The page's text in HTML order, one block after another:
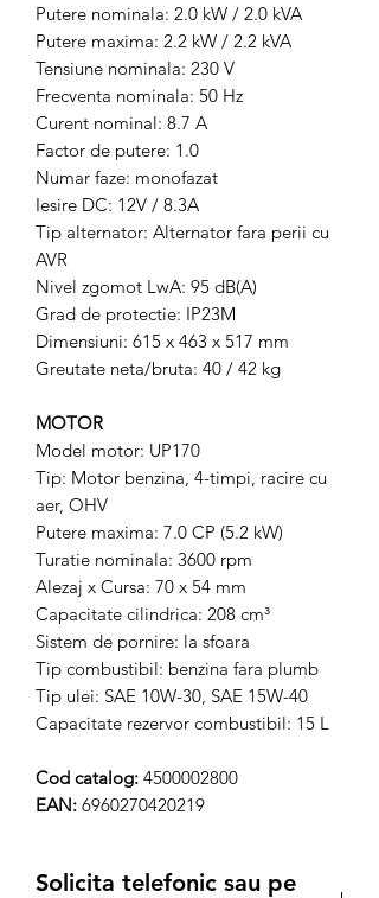
Putere nominala: 2.0 kW / 2.0 kVA
Putere maxima: 2.2 kW / 2.2 kVA
Tensiune nominala: 230 V
Frecventa nominala: 50 Hz
Curent nominal: 8.7 A
Factor de putere: 1.0
Numar faze: monofazat
Iesire DC: 12V / 8.3A
Tip alternator: Alternator fara perii cu
AVR
Nivel zgomot LwA: 95 dB(A)
Grad de protectie: IP23M
Dimensiuni: 615 x 463 x 517 mm
Greutate neta/bruta: 40 / 42 kg
MOTOR
Model motor: UP170
Tip: Motor benzina, 4-timpi, racire cu
aer, OHV
Putere maxima: 7.0 CP (5.2 kW)
Turatie nominala: 3600 rpm
Alezaj x Cursa: 70 x 54 mm
Capacitate cilindrica: 208 cm³
Sistem de pornire: la sfoara
Tip combustibil: benzina fara plumb
Tip ulei: SAE 10W-30, SAE 15W-40
Capacitate rezervor combustibil: 15 L
Cod catalog: 4500002800
EAN: 6960270420219
Solicita telefonic sau pe